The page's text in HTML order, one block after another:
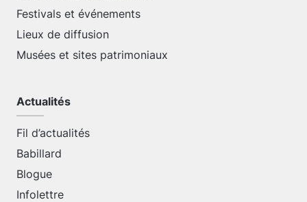
Festivals et événements
Lieux de diffusion
Musées et sites patrimoniaux
Actualités
Fil d’actualités
Babillard
Blogue
Infolettre